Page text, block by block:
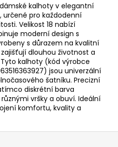
kalhoty v elegantní
pro každodenní
Velikost 18 nabízí
moderní design s
s důrazem na kvalitní
dlouhou životnost a
kalhoty (kód výrobce
jsou univerzální
šatníku. Precizní
diskrétní barva
vršky a obuví. Ideální
komfortu, kvality a